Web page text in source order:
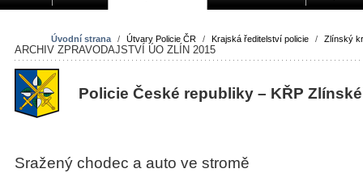
Úvodní strana / Útvary Policie ČR / Krajská ředitelství policie / Zlínský
ARCHIV ZPRAVODAJSTVÍ ÚO ZLÍN 2015
Policie České republiky – KŘP
Sražený chodec a auto ve stromě